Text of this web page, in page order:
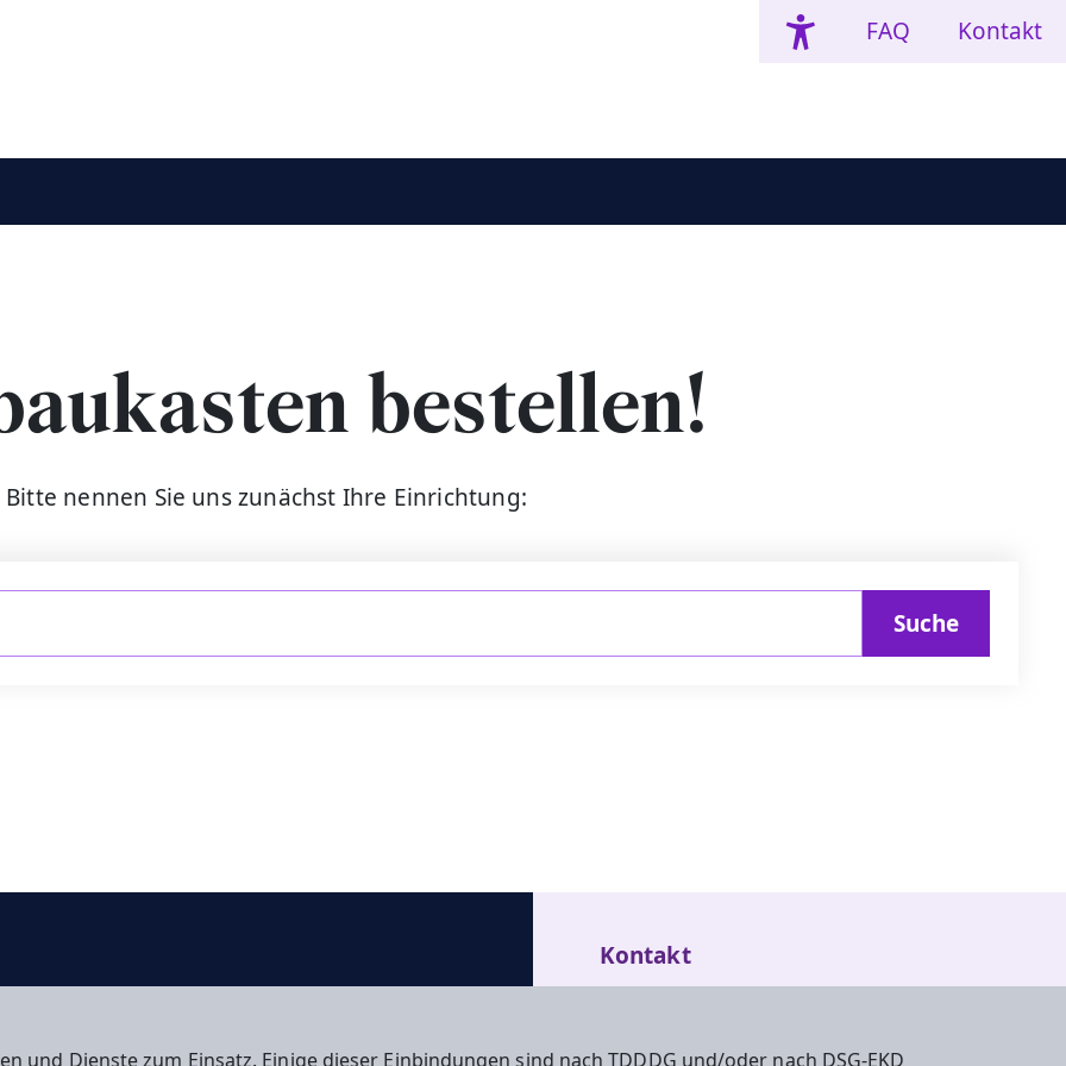
und Dienste zum Einsatz. Einige dieser Einbindungen sind nach TDDDG und/oder nach DSG-EKD
FAQ Kontakt
bestellen!
Bitte nennen Sie uns zunächst Ihre Einrichtung:
Suche
Kontakt
Bei Fragen zum Webbaukasten helfen wir